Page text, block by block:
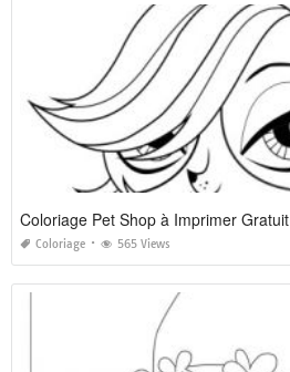
Coloriage Pet Shop à Imprimer Gratuit
Coloriage 565 Views